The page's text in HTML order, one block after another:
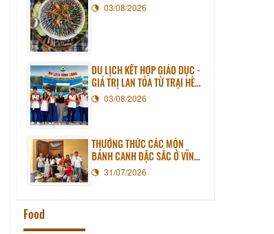
03/08/2026
DU LỊCH KẾT HỢP GIÁO DỤC -
GIÁ TRỊ LAN TỎA TỪ TRẠI HÈ
PHƯƠNG NAM NĂM 2026
03/08/2026
THƯỞNG THỨC CÁC MÓN
BÁNH CANH ĐẶC SẮC Ở VĨNH
LONG31/07/2026
Food